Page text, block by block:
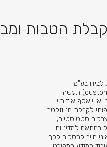
הטבות
בע"מ
) תעשה
ייאסף אודותיי
לקבלת הניוזלטר
סטטיסטיים,
בהתאם למדיניות
חייב להסכים לכך